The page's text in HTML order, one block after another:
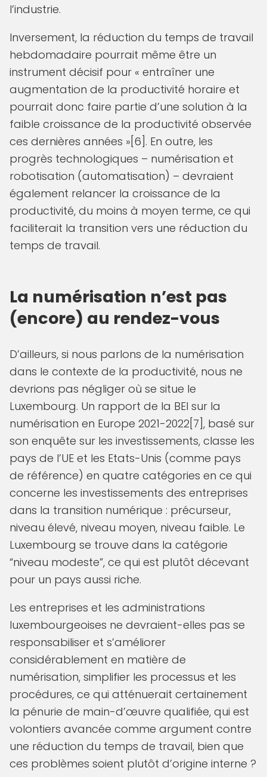
l’industrie.
Inversement, la réduction du temps de travail
hebdomadaire pourrait même être un
instrument décisif pour « entraîner une
augmentation de la productivité horaire et
pourrait donc faire partie d’une solution à la
faible croissance de la productivité observée
ces dernières années »[6]. En outre, les
progrès technologiques – numérisation et
robotisation (automatisation) – devraient
également relancer la croissance de la
productivité, du moins à moyen terme, ce qui
faciliterait la transition vers une réduction du
temps de travail.
La numérisation n’est pas
(encore) au rendez-vous
D’ailleurs, si nous parlons de la numérisation
dans le contexte de la productivité, nous ne
devrions pas négliger où se situe le
Luxembourg. Un rapport de la BEI sur la
numérisation en Europe 2021-2022[7], basé sur
son enquête sur les investissements, classe les
pays de l’UE et les Etats-Unis (comme pays
de référence) en quatre catégories en ce qui
concerne les investissements des entreprises
dans la transition numérique : précurseur,
niveau élevé, niveau moyen, niveau faible. Le
Luxembourg se trouve dans la catégorie
“niveau modeste”, ce qui est plutôt décevant
pour un pays aussi riche.
Les entreprises et les administrations
luxembourgeoises ne devraient-elles pas se
responsabiliser et s’améliorer
considérablement en matière de
numérisation, simplifier les processus et les
procédures, ce qui atténuerait certainement
la pénurie de main-d’œuvre qualifiée, qui est
volontiers avancée comme argument contre
une réduction du temps de travail, bien que
ces problèmes soient plutôt d’origine interne ?